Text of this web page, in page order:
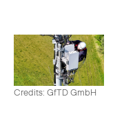
Credits: GfTD GmbH